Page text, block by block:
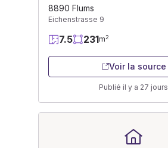
8890 Flums
Eichenstrasse 9
7.5 231m2
Voir la source
Publié il y a 27 jours